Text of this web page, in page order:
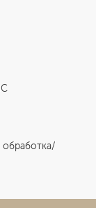
обработка/